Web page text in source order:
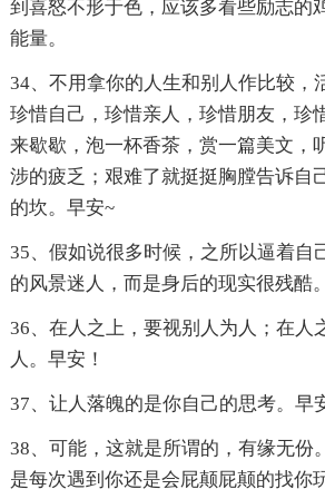
到喜怒不形于色，应该多看些励志的
能量。
34、不用拿你的人生和别人作比较，
珍惜自己，珍惜亲人，珍惜朋友，珍
来歇歇，泡一杯香茶，赏一篇美文，
涉的疲乏；艰难了就挺挺胸膛告诉自
的坎。早安~
35、假如说很多时候，之所以逼着自
的风景迷人，而是身后的现实很残酷。
36、在人之上，要视别人为人；在人
人。早安！
37、让人落魄的是你自己的思考。早
38、可能，这就是所谓的，有缘无份
是每次遇到你还是会屁颠屁颠的找你